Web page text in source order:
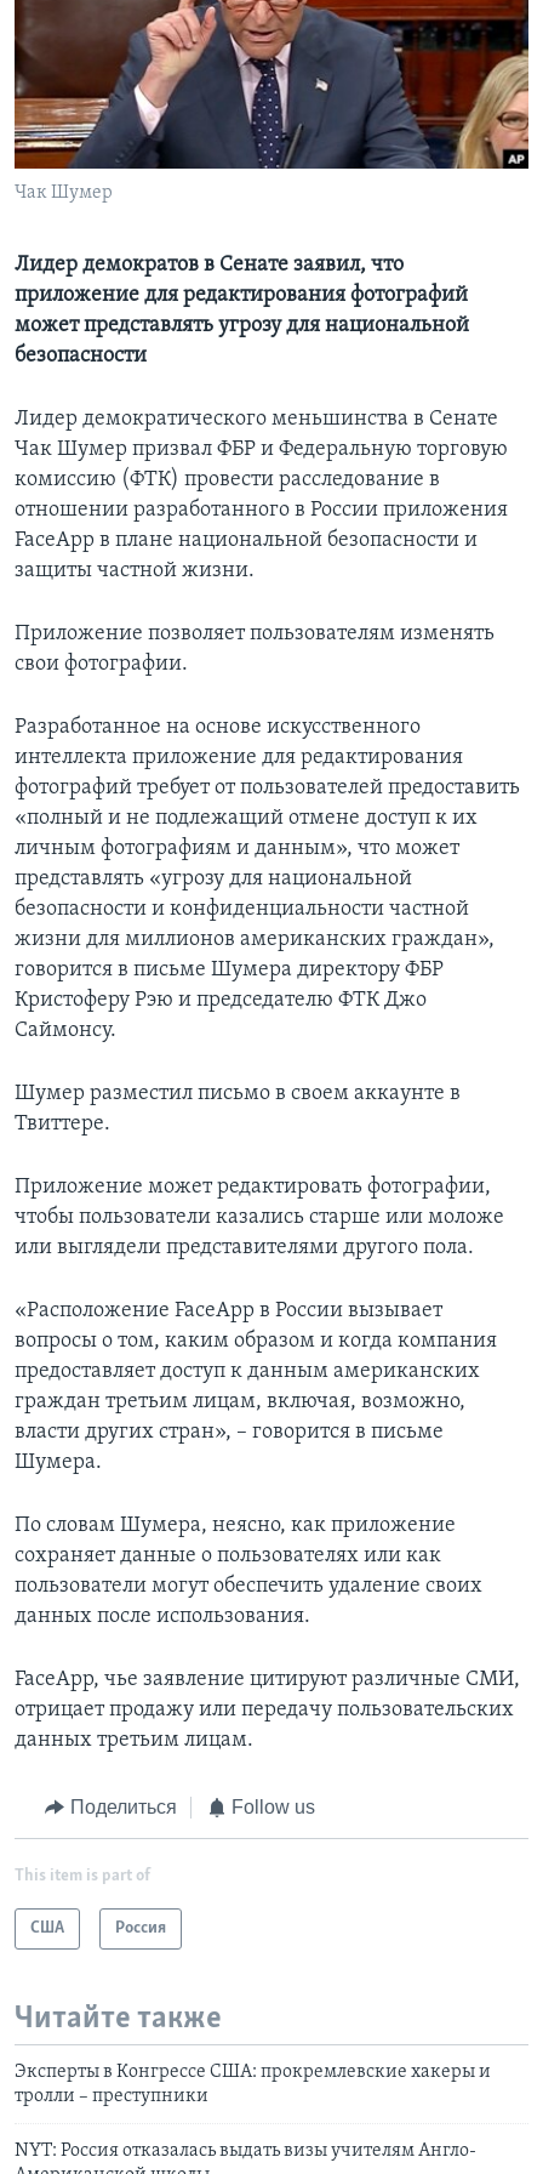
Learning English
СОЦИАЛЬНЫЕ СЕТИ
Чак Шумер
Лидер демократов в Сенате заявил, что
приложение для редактирования фотографий
может представлять угрозу для национальной
безопасности
Лидер демократического меньшинства в Сенате
Чак Шумер призвал ФБР и Федеральную торговую
комиссию (ФТК) провести расследование в
отношении разработанного в России приложения
FaceApp в плане национальной безопасности и
защиты частной жизни.
Приложение позволяет пользователям изменять
свои фотографии.
Разработанное на основе искусственного
интеллекта приложение для редактирования
фотографий требует от пользователей предоставить
«полный и не подлежащий отмене доступ к их
личным фотографиям и данным», что может
представлять «угрозу для национальной
безопасности и конфиденциальности частной
жизни для миллионов американских граждан»,
говорится в письме Шумера директору ФБР
Кристоферу Рэю и председателю ФТК Джо
Саймонсу.
Шумер разместил письмо в своем аккаунте в
Твиттере.
Приложение может редактировать фотографии,
чтобы пользователи казались старше или моложе
или выглядели представителями другого пола.
«Расположение FaceApp в России вызывает
вопросы о том, каким образом и когда компания
предоставляет доступ к данным американских
граждан третьим лицам, включая, возможно,
власти других стран», – говорится в письме
Шумера.
По словам Шумера, неясно, как приложение
сохраняет данные о пользователях или как
пользователи могут обеспечить удаление своих
данных после использования.
FaceApp, чье заявление цитируют различные СМИ,
отрицает продажу или передачу пользовательских
данных третьим лицам.
Поделиться Follow us
This item is part of
США Россия
Читайте также
Эксперты в Конгрессе США: прокремлевские хакеры и
тролли – преступники
NYT: Россия отказалась выдать визы учителям Англо-